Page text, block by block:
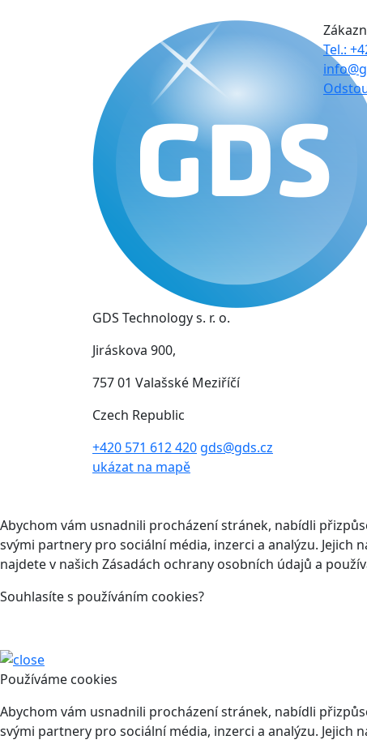
GDS Technology s. r. o.
Jiráskova 900,
757 01 Valašské Meziříčí
Czech Republic
+420 571 612 420 gds@gds.cz
ukázat na mapě
Tel.:
Abychom vám usnadnili procházení stránek, nabídli
svými partnery pro sociální média, inzerci a analýzu.
najdete v našich Zásadách ochrany osobních údajů a
Souhlasíte s používáním cookies?
Používáme cookies
Abychom vám usnadnili procházení stránek, nabídli
svými partnery pro sociální média, inzerci a analýzu.